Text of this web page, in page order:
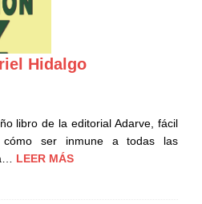
Hidalgo
libro de la editorial Adarve, fácil
ser inmune a todas las
LEER MÁS